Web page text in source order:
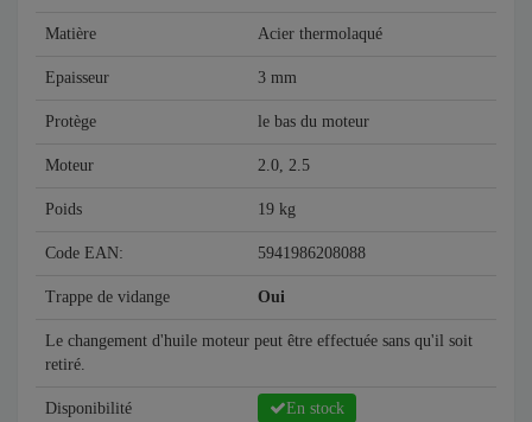
Matière Acier thermolaqué
Epaisseur 3 mm
Protège le bas du moteur
Moteur 2.0, 2.5
Poids 19 kg
Code EAN: 5941986208088
Trappe de vidange Oui
Le changement d'huile moteur peut être effectuée sans qu'il soit
retiré.
Disponibilité En stock